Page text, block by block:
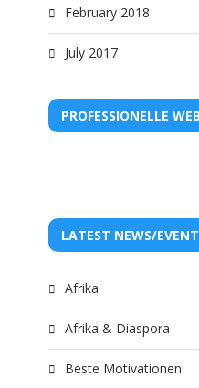
February 2018
July 2017
PROFESSIONELLE
LATEST NEWS/
Afrika
Afrika & Diaspora
Beste Motivationen